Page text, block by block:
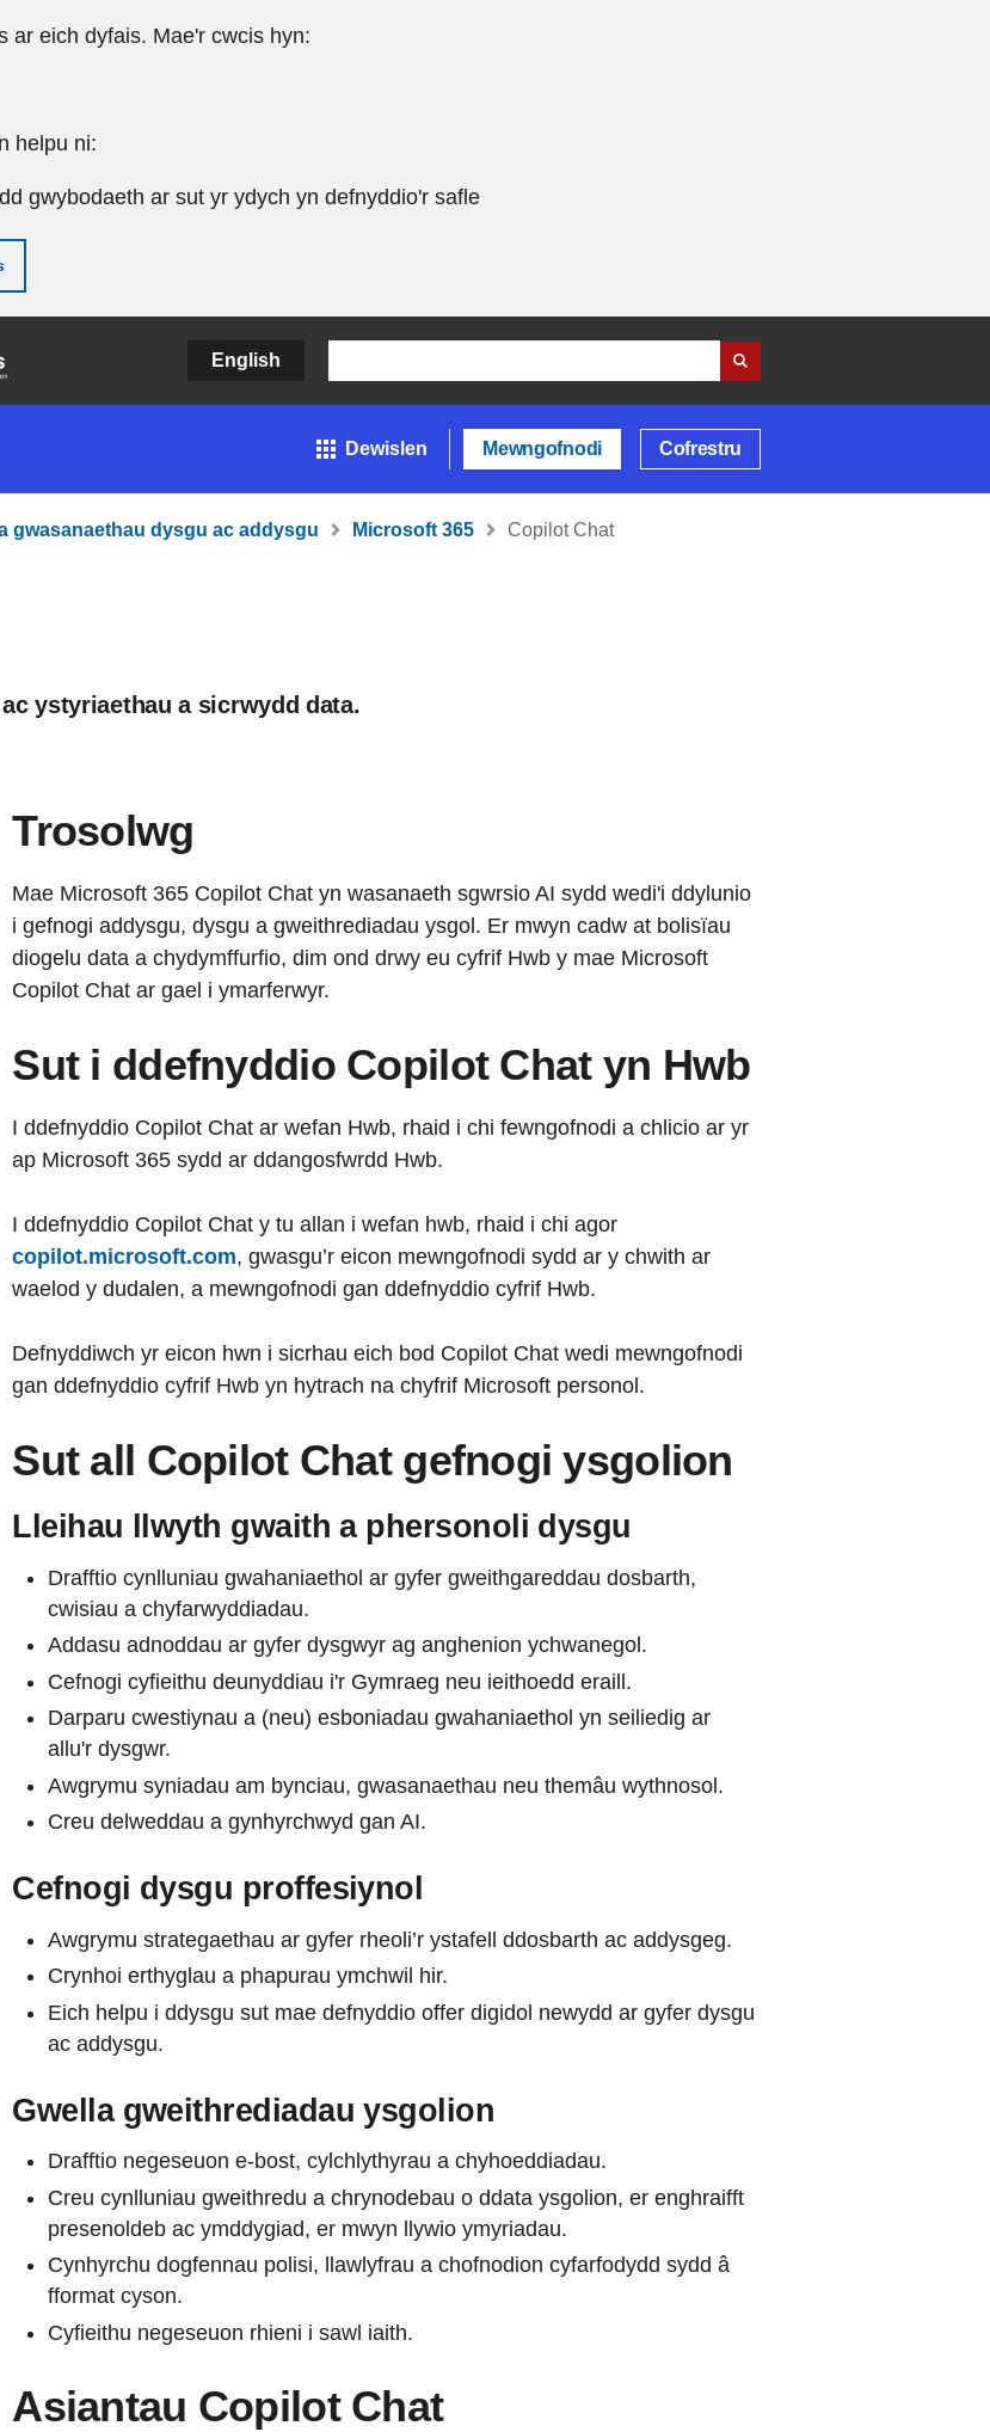
ar eich dyfais. Mae'r cwcis hyn:
helpu ni:
gwybodaeth ar sut yr ydych yn defnyddio'r safle
English
Dewislen Mewngofnodi Cofrestru
gwasanaethau dysgu ac addysgu Microsoft 365 Copilot Chat
ystyriaethau a sicrwydd data.
Trosolwg
Mae Microsoft 365 Copilot Chat yn wasanaeth sgwrsio AI sydd wedi'i ddylunio
i gefnogi addysgu, dysgu a gweithrediadau ysgol. Er mwyn cadw at bolisïau
diogelu data a chydymffurfio, dim ond drwy eu cyfrif Hwb y mae Microsoft
Copilot Chat ar gael i ymarferwyr.
Sut i ddefnyddio Copilot Chat yn Hwb
I ddefnyddio Copilot Chat ar wefan Hwb, rhaid i chi fewngofnodi a chlicio ar yr
ap Microsoft 365 sydd ar ddangosfwrdd Hwb.
I ddefnyddio Copilot Chat y tu allan i wefan hwb, rhaid i chi agor
copilot.microsoft.com, gwasgu’r eicon mewngofnodi sydd ar y chwith ar
waelod y dudalen, a mewngofnodi gan ddefnyddio cyfrif Hwb.
Defnyddiwch yr eicon hwn i sicrhau eich bod Copilot Chat wedi mewngofnodi
gan ddefnyddio cyfrif Hwb yn hytrach na chyfrif Microsoft personol.
Sut all Copilot Chat gefnogi ysgolion
Lleihau llwyth gwaith a phersonoli dysgu
Drafftio cynlluniau gwahaniaethol ar gyfer gweithgareddau dosbarth,
cwisiau a chyfarwyddiadau.
Addasu adnoddau ar gyfer dysgwyr ag anghenion ychwanegol.
Cefnogi cyfieithu deunyddiau i'r Gymraeg neu ieithoedd eraill.
Darparu cwestiynau a (neu) esboniadau gwahaniaethol yn seiliedig ar
allu'r dysgwr.
Awgrymu syniadau am bynciau, gwasanaethau neu themâu wythnosol.
Creu delweddau a gynhyrchwyd gan AI.
Cefnogi dysgu proffesiynol
Awgrymu strategaethau ar gyfer rheoli’r ystafell ddosbarth ac addysgeg.
Crynhoi erthyglau a phapurau ymchwil hir.
Eich helpu i ddysgu sut mae defnyddio offer digidol newydd ar gyfer dysgu
ac addysgu.
Gwella gweithrediadau ysgolion
Drafftio negeseuon e-bost, cylchlythyrau a chyhoeddiadau.
Creu cynlluniau gweithredu a chrynodebau o ddata ysgolion, er enghraifft
presenoldeb ac ymddygiad, er mwyn llywio ymyriadau.
Cynhyrchu dogfennau polisi, llawlyfrau a chofnodion cyfarfodydd sydd â
fformat cyson.
Cyfieithu negeseuon rhieni i sawl iaith.
Asiantau Copilot Chat